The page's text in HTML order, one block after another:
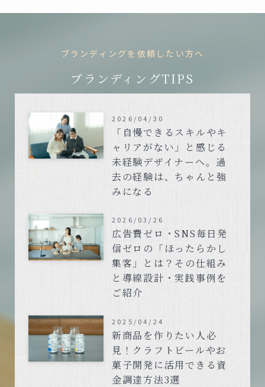
ブランディングを依頼したい方へ
ブランディングTIPS
「自慢できるスキルやキ
ャリアがない」と感じる
未経験デザイナーへ。過
去の経験は、ちゃんと強
みになる
2026/04/30
広告費ゼロ・SNS毎日発
信ゼロの「ほったらかし
集客」とは？その仕組み
と導線設計・実践事例を
ご紹介
2026/03/26
新商品を作りたい人必
見！クラフトビールやお
菓子開発に活用できる資
金調達方法3選
2025/04/24